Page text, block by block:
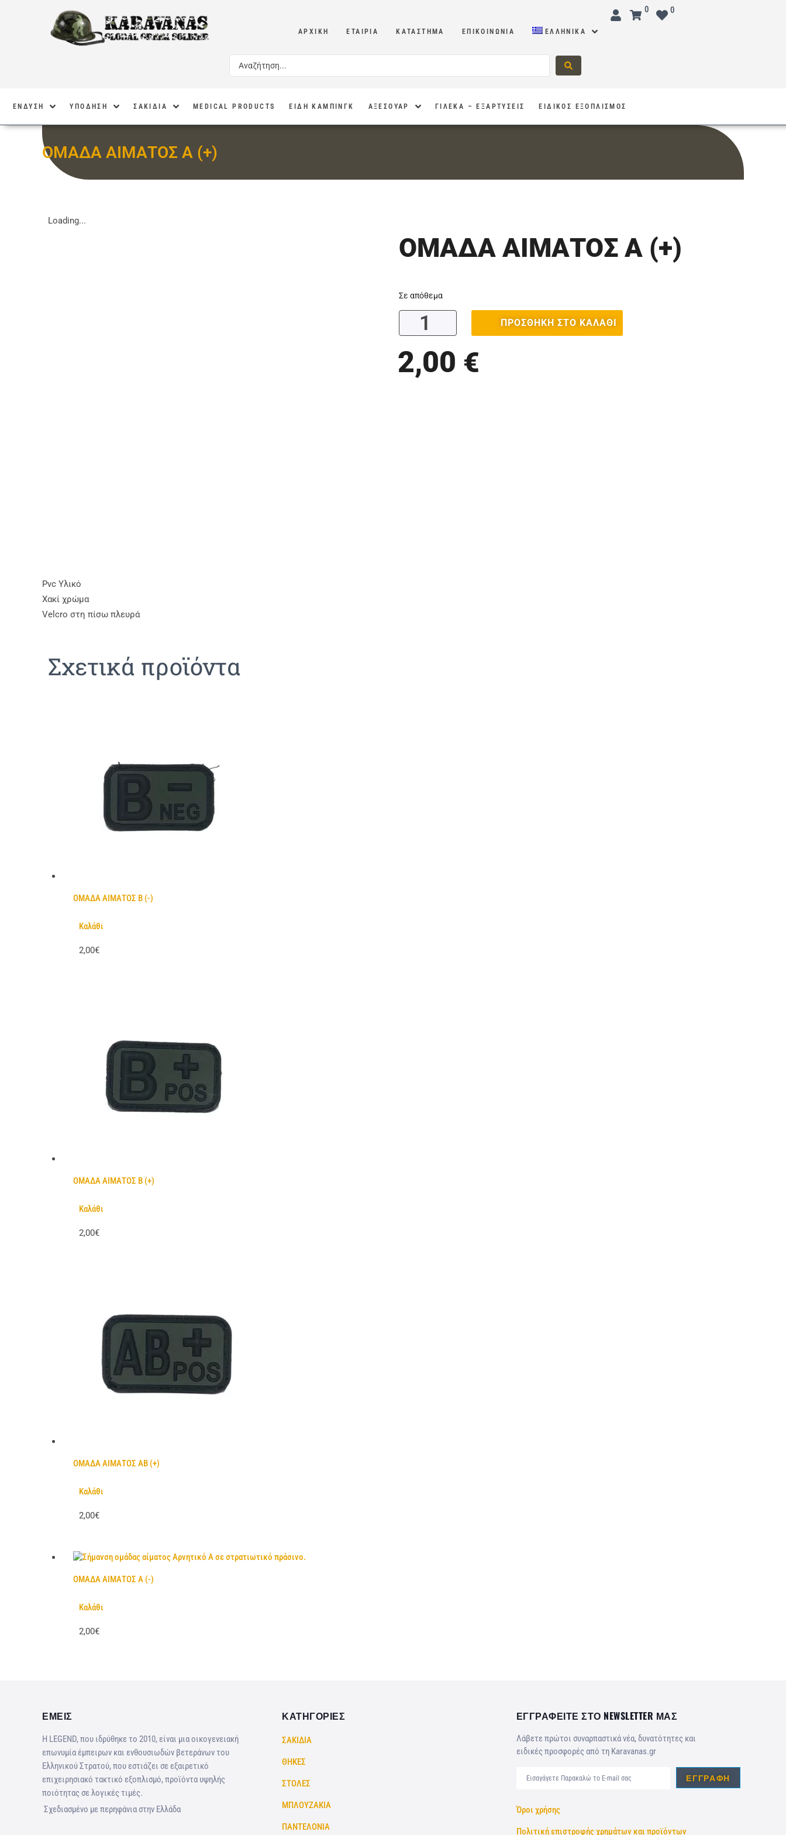
ΑΡΧΙΚΉ ΕΤΑΙΡΊΑ ΚΑΤΆΣΤΗΜΑ ΕΠΙΚΟΙΝΩΝΊΑ ΕΛΛΗΝΙΚΆ
0 0
ΕΝΔΥΣΗ ΥΠΟΔΗΣΗ ΣΑΚΙΔΙΑ MEDICAL PRODUCTS ΕΙΔΗ ΚΑΜΠΙΝΓΚ ΑΞΕΣΟΥΑΡ ΓΙΛΕΚΑ – ΕΞΑΡΤΥΣΕΙΣ ΕΙΔΙΚΟΣ ΕΞΟΠΛΙΣΜΟΣ
ΟΜΑΔΑ ΑΙΜΑΤΟΣ Α (+)
Loading...
ΟΜΑΔΑ ΑΙΜΑΤΟΣ Α (+)
Σε απόθεμα
ΠΡΟΣΘΉΚΗ ΣΤΟ ΚΑΛΆΘΙ
2,00 €
Pvc Υλικό
Χακί χρώμα
Velcro στη πίσω πλευρά
Σχετικά προϊόντα
ΟΜΑΔΑ ΑΙΜΑΤΟΣ Β (-)
Καλάθι
2,00€
ΟΜΑΔΑ ΑΙΜΑΤΟΣ Β (+)
Καλάθι
2,00€
ΟΜΑΔΑ ΑΙΜΑΤΟΣ ΑΒ (+)
Καλάθι
2,00€
ΟΜΑΔΑ ΑΙΜΑΤΟΣ Α (-)
Καλάθι
2,00€
ΕΜΕΙΣ
Η LEGEND, που ιδρύθηκε το 2010, είναι μια οικογενειακή
επωνυμία έμπειρων και ενθουσιωδών βετεράνων του
Ελληνικού Στρατού, που εστιάζει σε εξαιρετικό
επιχειρησιακό τακτικό εξοπλισμό, προϊόντα υψηλής
ποιότητας σε λογικές τιμές.
Σχεδιασμένο με περηφάνια στην Ελλάδα
ΚΑΤΗΓΟΡΙΕΣ
ΣΑΚΙΔΙΑ
ΘΗΚΕΣ
ΣΤΟΛΕΣ
ΜΠΛΟΥΖΑΚΙΑ
ΠΑΝΤΕΛΟΝΙΑ
ΕΓΓΡΑΦΕΙΤΕ ΣΤΟ NEWSLETTER ΜΑΣ
Λάβετε πρώτοι συναρπαστικά νέα, δυνατότητες και
ειδικές προσφορές από τη Karavanas.gr
ΕΓΓΡΑΦΉ
Όροι χρήσης
Πολιτική επιστροφής χρημάτων και προϊόντων